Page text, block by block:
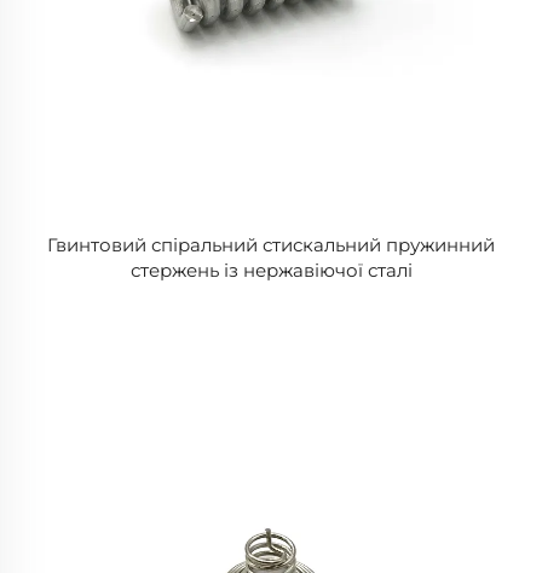
Гвинтовий спіральний стискальний пружинний
стержень із нержавіючої сталі